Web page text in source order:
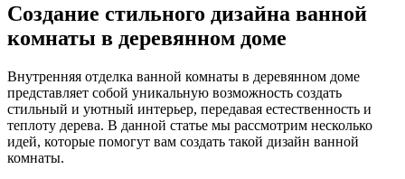
Создание стильного дизайна ванной
комнаты в деревянном доме
Внутренняя отделка ванной комнаты в деревянном доме
представляет собой уникальную возможность создать
стильный и уютный интерьер, передавая естественность и
теплоту дерева. В данной статье мы рассмотрим несколько
идей, которые помогут вам создать такой дизайн ванной
комнаты.